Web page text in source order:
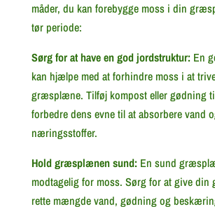
måder, du kan forebygge moss i din
tør periode:
Sørg for at have en god jordstruktur: En
kan hjælpe med at forhindre moss i at
græsplæne. Tilføj kompost eller gødning
forbedre dens evne til at absorbere vand
næringsstoffer.
Hold græsplænen sund: En sund
modtagelig for moss. Sørg for at give
rette mængde vand, gødning og